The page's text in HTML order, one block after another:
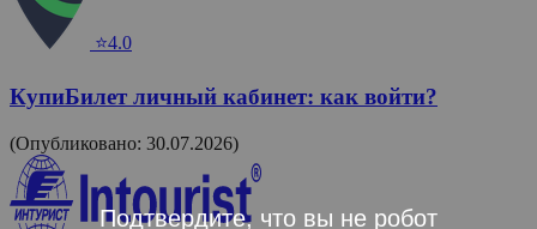
⭐4.0
КупиБилет личный кабинет: как войти?
(Опубликовано: 30.07.2026)
Подтвердите, что вы не робот